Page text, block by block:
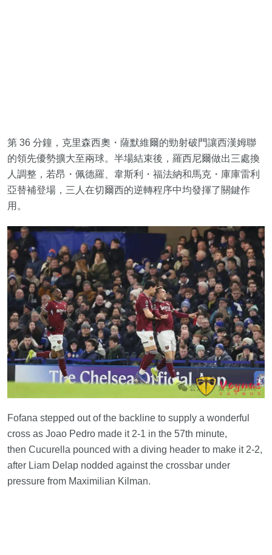
第 36 分鐘，克里森西奧・薩默維爾的勁射破門讓西漢姆聯
的領先優勢擴大至兩球。半場結束後，羅西尼爾做出三處換
人調整，若昂・佩德羅、韋斯利・福法納和馬克・庫庫雷利
亞替補登場，三人在切爾西的逆轉程序中均發揮了關鍵作
用。
Fofana stepped out of the backline to supply a wonderful
cross as Joao Pedro made it 2-1 in the 57th minute,
then Cucurella pounced with a diving header to make it 2-2,
after Liam Delap nodded against the crossbar under
pressure from Maximilian Kilman.